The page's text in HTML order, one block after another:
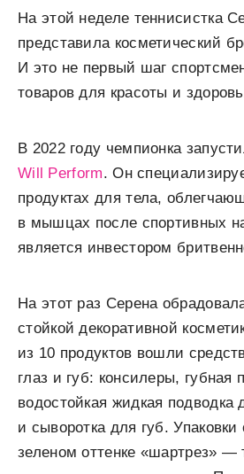
На этой неделе теннисистка
представила косметический
И это не первый шаг
товаров для красоты и
В 2022 году чемпионка
Will Perform. Он
продуктах для тела,
в мышцах после спортивных
является инвестором
На этот раз Серена
стойкой декоративной
из 10 продуктов вошли
глаз и губ: консилеры, губная
водостойкая жидкая подводка
и сыворотка для губ.
зеленом оттенке «шартрез» —